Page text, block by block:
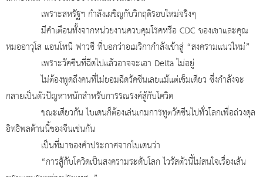
เพราะสหรัฐฯ กำลังเผชิญกับวิกฤติรอบใหม่จริงๆ
มีคำเตือนทั้งจากหน่วยงานควบคุมโรคหรือ CDC ของเขาและคุณ
หมออาวุโส แอนโทนี ฟาวซี ที่บอกว่าอเมริกากำลังเข้าสู่ “สงครามแนวใหม่”
เพราะวัคซีนที่ฉีดไปแล้วอาจจะเอา Delta ไม่อยู่
ไม่ต้องพูดถึงคนที่ไม่ยอมฉีดวัคซีนเลยแม้แต่เข็มเดียว ซึ่งกำลังจะ
กลายเป็นตัวปัญหาหนักสำหรับการรณรงค์สู้กับโควิด
ขณะเดียวกัน ไบเดนก็ต้องเล่นเกมการทูตวัคซีนไปทั่วโลกเพื่อถ่วงดุล
อิทธิพลด้านนี้ของจีนเช่นกัน
เป็นที่มาของคำประกาศจากไบเดนว่า
“การสู้กับโควิดเป็นสงครามระดับโลก ไวรัสตัวนี้ไม่สนใจเรื่องเส้น